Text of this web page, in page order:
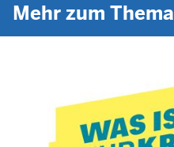
Mehr zum Thema